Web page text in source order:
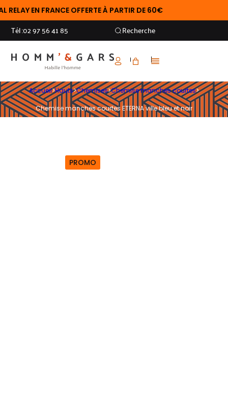
EN FRANCE OFFERTE À PARTIR DE 60€
Tél :02 97 56 41 85 Recherche
Accueil>Hauts>Chemises>Chemise manches courtes>
Chemise manches courtes ETERNA ville bleu et noir
PROMO